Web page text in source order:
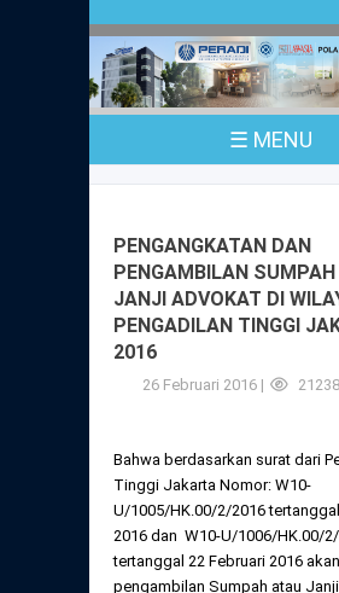
☰ MENU
Sejarah
Pusat Bantuan
Peraturan
Anggaran Dasar
Peraturan Perpindahan
Perubahan Peraturan
Anggota
PKPA
UPA
Magang
Pengangkatan &
Pengumuman
Dewan Kehormatan
Dewan Kehormatan
Peraturan
Daftar Perkara Dewan
Komisi Pengawas
Komisi Pengawas
Komisi Pengawas
Peraturan
PENGANGKATAN DAN
PENGAMBILAN
JANJI ADVOKAT DI
PENGADILAN TINGGI
2016
26 Februari 2016 |
Bahwa berdasarkan surat dari
Tinggi Jakarta Nomor: W10-
U/1005/HK.00/2/2016
2016 dan W10-U/1006/HK.00/
tertanggal 22 Februari 2016
pengambilan Sumpah atau